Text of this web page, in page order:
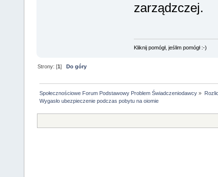
zarządzczej.
Kliknij pomógł, jeślim pomógł :-)
Strony: [1]Do góry
Społecznościowe Forum Podstawowy Problem Świadczeniodawcy »
Wygasło ubezpieczenie podczas pobytu na oiomie